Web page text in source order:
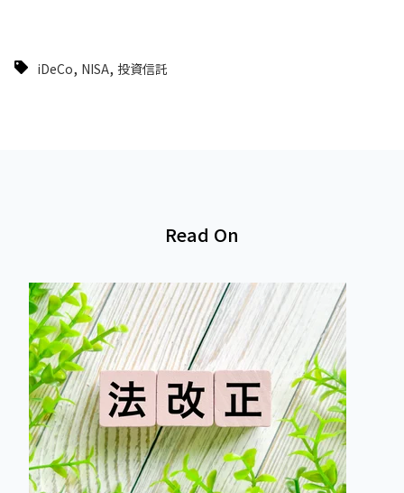
iDeCo, NISA, 投資信託
Read On